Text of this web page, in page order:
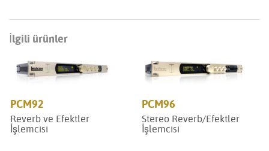
İlgili ürünler
PCM92
Reverb ve Efektler
İşlemcisi
PCM96
Stereo Reverb/Efektler
İşlemcisi